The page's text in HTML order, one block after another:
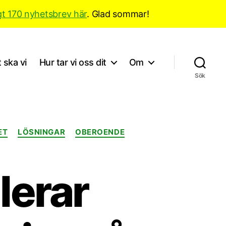
170 nyhetsbrev här. Glad sommar!
ska vi Hur tar vi oss dit Om
Sök
LÖSNINGAR
OBEROENDE